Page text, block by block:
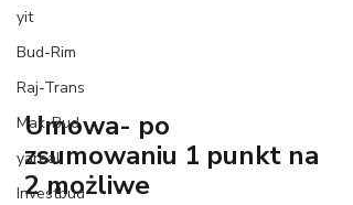
yit
Bud-Rim
Raj-Trans
Mak-Bud
yareal
Investbud
Umowa- po
zsumowaniu 1 punkt na
2 możliwe